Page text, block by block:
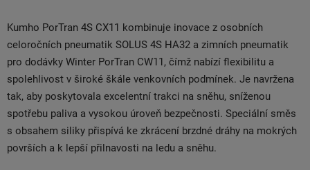
Kumho PorTran 4S CX11 kombinuje inovace z osobních
celoročních pneumatik SOLUS 4S HA32 a zimních pneumatik
pro dodávky Winter PorTran CW11, čímž nabízí flexibilitu a
spolehlivost v široké škále venkovních podmínek. Je navržena
tak, aby poskytovala excelentní trakci na sněhu, sníženou
spotřebu paliva a vysokou úroveň bezpečnosti. Speciální směs
s obsahem siliky přispívá ke zkrácení brzdné dráhy na mokrých
površích a k lepší přilnavosti na ledu a sněhu.